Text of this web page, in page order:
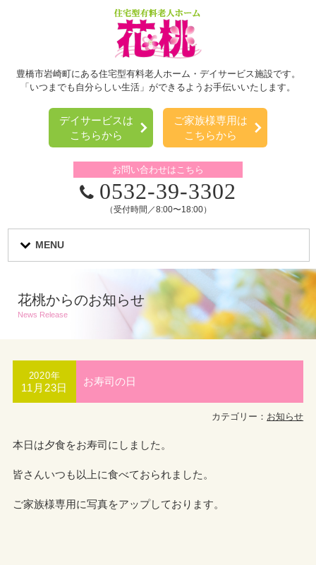
豊橋市岩崎町にある住宅型有料老人ホーム・デイサービス施設です。
「いつまでも自分らしい生活」ができるようお手伝いいたします。
デイサービスは
こちらから
ご家族様専用は
こちらから
お問い合わせはこちら
0532-39-3302
（受付時間／8:00〜18:00）
MENU
花桃からのお知らせ
News Release
2020年
11月23日
お寿司の日
カテゴリー： お知らせ
本日は夕食をお寿司にしました。
皆さんいつも以上に食べておられました。
ご家族様専用に写真をアップしております。